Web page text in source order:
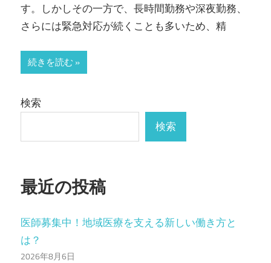
す。しかしその一方で、長時間勤務や深夜勤務、
さらには緊急対応が続くことも多いため、精
続きを読む
検索
検索
最近の投稿
医師募集中！地域医療を支える新しい働き方と
は？
2026年8月6日